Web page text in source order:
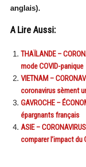
anglais).
A Lire Aussi:
THAÏLANDE –
mode COVID-panique
VIETNAM –
coronavirus sèment
GAVROCHE –
épargnants français
ASIE –
comparer l’impact du